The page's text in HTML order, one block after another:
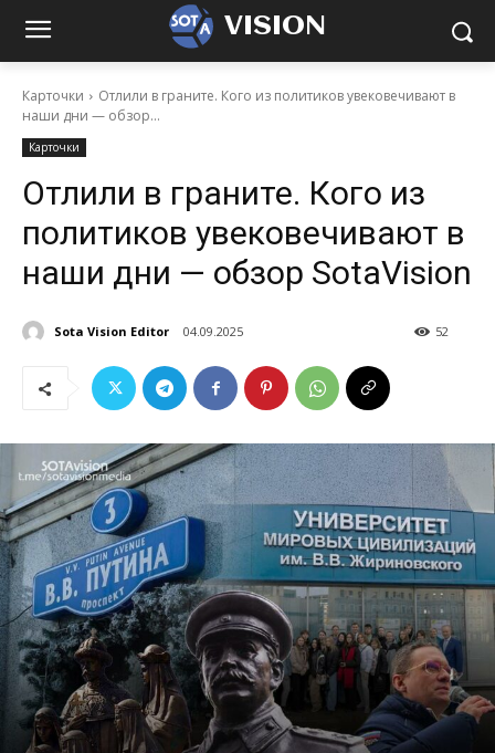
VISION
Карточки
Отлили в граните. Кого из политиков увековечивают в
наши дни — обзор...
Карточки
Отлили в граните. Кого из
политиков увековечивают в
наши дни — обзор SotaVision
Sota Vision Editor 04.09.2025 52